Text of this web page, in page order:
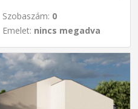
Szobaszám: 0
Emelet: nincs megadva